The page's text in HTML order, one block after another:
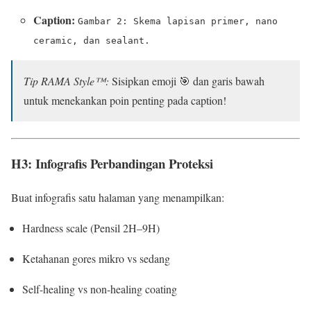
Caption: Gambar 2: Skema lapisan primer, nano
ceramic, dan sealant.
Tip RAMA Style™: Sisipkan emoji 🎯 dan garis bawah
untuk menekankan poin penting pada caption!
H3: Infografis Perbandingan Proteksi
Buat infografis satu halaman yang menampilkan:
Hardness scale (Pensil 2H–9H)
Ketahanan gores mikro vs sedang
Self-healing vs non-healing coating